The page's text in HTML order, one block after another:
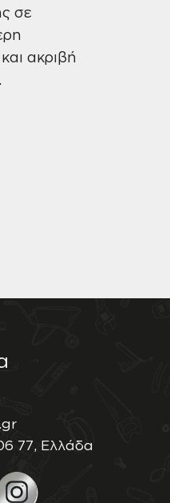
σε
ακριβή
77, Ελλάδα